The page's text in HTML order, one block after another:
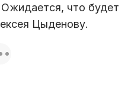
что будет
Цыденову.